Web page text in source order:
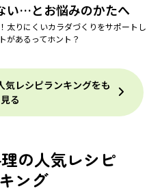
い…とお悩みのかたへ
太りにくいカラダづくりをサポートし
があるってホント？
気レシピランキングをも
る
の人気レシピ
ング